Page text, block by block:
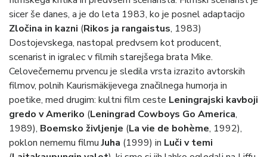
sicer še danes, a je do leta 1983, ko je posnel adaptacijo
Zločina in kazni (Rikos ja rangaistus, 1983)
Dostojevskega, nastopal predvsem kot producent,
scenarist in igralec v filmih starejšega brata Mike.
Celovečernemu prvencu je sledila vrsta izrazito avtorskih
filmov, polnih Kaurismäkijevega značilnega humorja in
poetike, med drugim: kultni film ceste Leningrajski kavboji
gredo v Ameriko (Leningrad Cowboys Go America,
1989), Boemsko življenje (La vie de bohème, 1992),
poklon nememu filmuJuha (1999) in Luči v temi